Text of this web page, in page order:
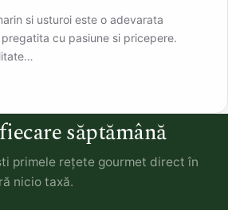
si usturoi este o adevarata
cu pasiune si pricepere.
săptămână
primele rețete gourmet direct în
nicio taxă.